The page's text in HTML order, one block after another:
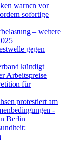
warnen vor
sofortige
– weitere
gegen
kündigt
Arbeitspreise
für
protestiert am
-
Berlin